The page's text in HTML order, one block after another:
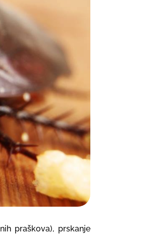
praškova), prskanje